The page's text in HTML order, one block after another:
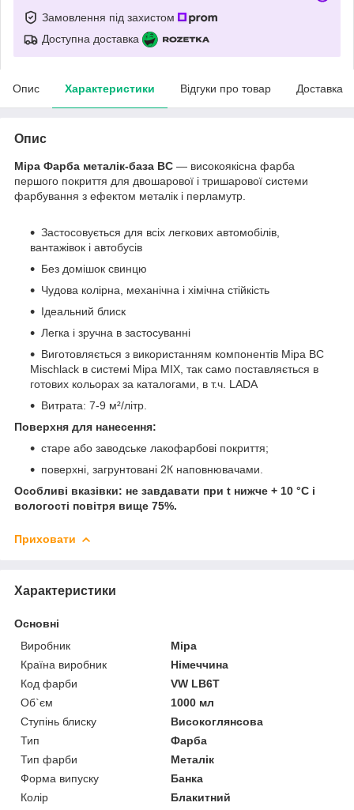
Замовлення під захистом
Доступна доставка
Опис Характеристики Відгуки про товар Доставка
Опис
Mipa Фарба металік-база BC — високоякісна фарба
першого покриття для двошарової і тришарової системи
фарбування з ефектом металік і перламутр.
Застосовується для всіх легкових автомобілів,
вантажівок і автобусів
Без домішок свинцю
Чудова колірна, механічна і хімічна стійкість
Ідеальний блиск
Легка і зручна в застосуванні
Виготовляється з використанням компонентів Mipa BC
Mischlack в системі Mipa MIX, так само поставляється в
готових кольорах за каталогами, в т.ч. LADA
Витрата: 7-9 м²/літр.
Поверхня для нанесення:
старе або заводське лакофарбові покриття;
поверхні, загрунтовані 2К наповнювачами.
Особливі вказівки: не завдавати при t нижче + 10 °С і
вологості повітря вище 75%.
Приховати
Характеристики
Основні
Виробник
Mipa
Країна виробник
Німеччина
Код фарби
VW LB6T
Об`єм
1000 мл
Ступінь блиску
Високоглянсова
Тип
Фарба
Тип фарби
Металік
Форма випуску
Банка
Колір
Блакитний